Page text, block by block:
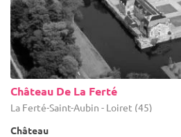
Château De La Ferté
La Ferté-Saint-Aubin - Loiret (45)
Château